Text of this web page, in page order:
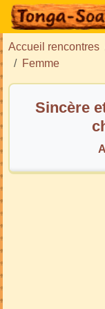
Accueil rencontres
Femme
Sincère